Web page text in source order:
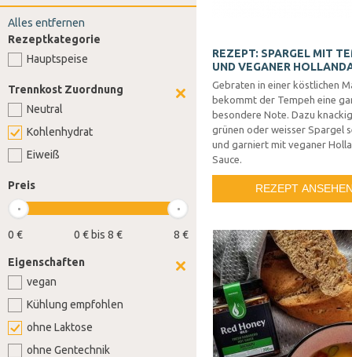
REZEPT: SPARGEL MIT
UND VEGANER
Gebraten in einer köstlichen
bekommt der Tempeh eine
besondere Note. Dazu
grünen oder weisser Spargel
und garniert mit veganer
Sauce.
REZEPT
Alles entfernen
Rezeptkategorie
Hauptspeise
Trennkost Zuordnung
Neutral
Kohlenhydrat
Eiweiß
Preis
0 € 8 €
0 € bis 8 €
Eigenschaften
vegan
Kühlung empfohlen
ohne Laktose
ohne Gentechnik